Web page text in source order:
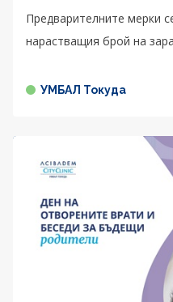
Предварителните мерки
нарастващия брой на
УМБАЛ Токуда